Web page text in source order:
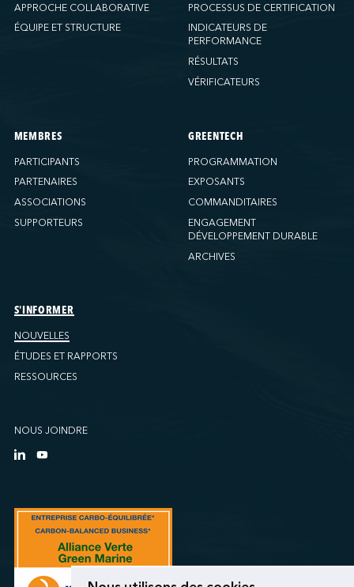
APPROCHE COLLABORATIVE
ÉQUIPE ET STRUCTURE
PROCESSUS DE CERTIFICATION
INDICATEURS DE
PERFORMANCE
RÉSULTATS
VÉRIFICATEURS
MEMBRES
PARTICIPANTS
PARTENAIRES
ASSOCIATIONS
SUPPORTEURS
GREENTECH
PROGRAMMATION
EXPOSANTS
COMMANDITAIRES
ENGAGEMENT
DÉVELOPPEMENT DURABLE
ARCHIVES
S'INFORMER
NOUVELLES
ÉTUDES ET RAPPORTS
RESSOURCES
NOUS JOINDRE